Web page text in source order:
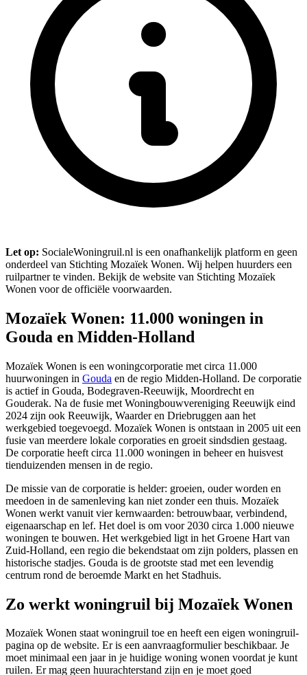
Let op: SocialeWoningruil.nl is een onafhankelijk platform en geen
onderdeel van Stichting Mozaïek Wonen. Wij helpen huurders een
ruilpartner te vinden. Bekijk de website van Stichting Mozaïek
Wonen voor de officiële voorwaarden.
Mozaïek Wonen: 11.000 woningen in
Gouda en Midden-Holland
Mozaïek Wonen is een woningcorporatie met circa 11.000
huurwoningen in Gouda en de regio Midden-Holland. De corporatie
is actief in Gouda, Bodegraven-Reeuwijk, Moordrecht en
Gouderak. Na de fusie met Woningbouwvereniging Reeuwijk eind
2024 zijn ook Reeuwijk, Waarder en Driebruggen aan het
werkgebied toegevoegd. Mozaïek Wonen is ontstaan in 2005 uit een
fusie van meerdere lokale corporaties en groeit sindsdien gestaag.
De corporatie heeft circa 11.000 woningen in beheer en huisvest
tienduizenden mensen in de regio.
De missie van de corporatie is helder: groeien, ouder worden en
meedoen in de samenleving kan niet zonder een thuis. Mozaïek
Wonen werkt vanuit vier kernwaarden: betrouwbaar, verbindend,
eigenaarschap en lef. Het doel is om voor 2030 circa 1.000 nieuwe
woningen te bouwen. Het werkgebied ligt in het Groene Hart van
Zuid-Holland, een regio die bekendstaat om zijn polders, plassen en
historische stadjes. Gouda is de grootste stad met een levendig
centrum rond de beroemde Markt en het Stadhuis.
Zo werkt woningruil bij Mozaïek Wonen
Mozaïek Wonen staat woningruil toe en heeft een eigen woningruil-
pagina op de website. Er is een aanvraagformulier beschikbaar. Je
moet minimaal een jaar in je huidige woning wonen voordat je kunt
ruilen. Er mag geen huurachterstand zijn en je moet goed